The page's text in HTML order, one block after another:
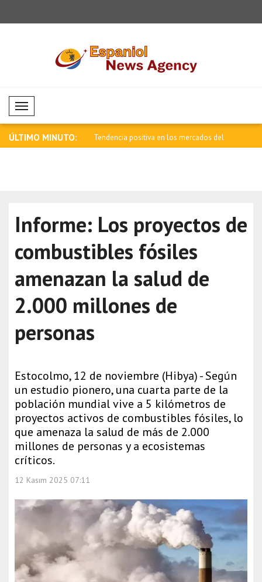
Mobil Menü
ÚLTIMO MINUTO:
en las bolsas de Tendencia positiva en los mercados del
Informe: Los proyectos de
combustibles fósiles
amenazan la salud de
2.000 millones de
personas
Estocolmo, 12 de noviembre (Hibya) - Según
un estudio pionero, una cuarta parte de la
población mundial vive a 5 kilómetros de
proyectos activos de combustibles fósiles, lo
que amenaza la salud de más de 2.000
millones de personas y a ecosistemas
críticos.
12 Kasım 2025 07:11